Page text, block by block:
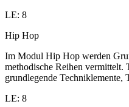
LE: 8
Hip Hop
Im Modul Hip Hop werden
methodische Reihen vermittelt.
grundlegende
LE: 8